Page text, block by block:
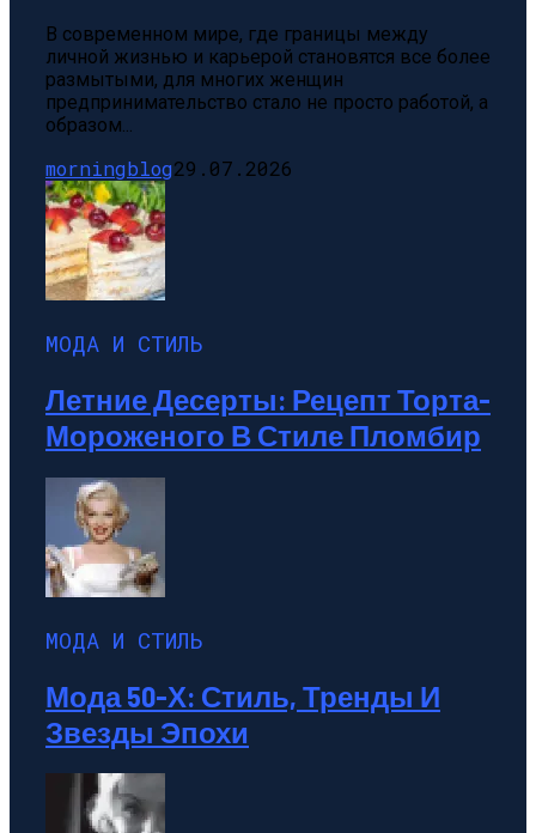
В современном мире, где границы между
личной жизнью и карьерой становятся все более
размытыми, для многих женщин
предпринимательство стало не просто работой, а
образом...
morningblog29.07.2026
МОДА И СТИЛЬ
Летние Десерты: Рецепт Торта-
Мороженого В Стиле Пломбир
МОДА И СТИЛЬ
Мода 50-Х: Стиль, Тренды И
Звезды Эпохи